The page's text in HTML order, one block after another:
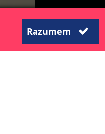
Razumem